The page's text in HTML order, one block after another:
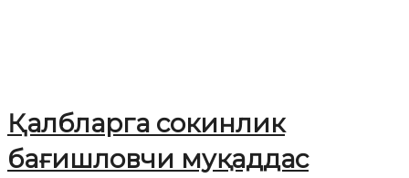
Қалбларга сокинлик
бағишловчи муқаддас